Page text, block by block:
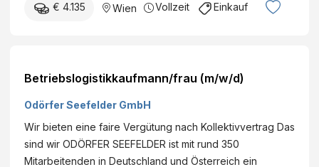
€ 4.135 Wien Vollzeit Einkauf
Betriebslogistikkaufmann/frau (m/w/d)
Odörfer Seefelder GmbH
Wir bieten eine faire Vergütung nach Kollektivvertrag Das
sind wir ODÖRFER SEEFELDER ist mit rund 350
Mitarbeitenden in Deutschland und Österreich ein